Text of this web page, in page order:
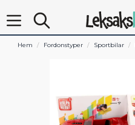
Hem Fordonstyper Sportbilar